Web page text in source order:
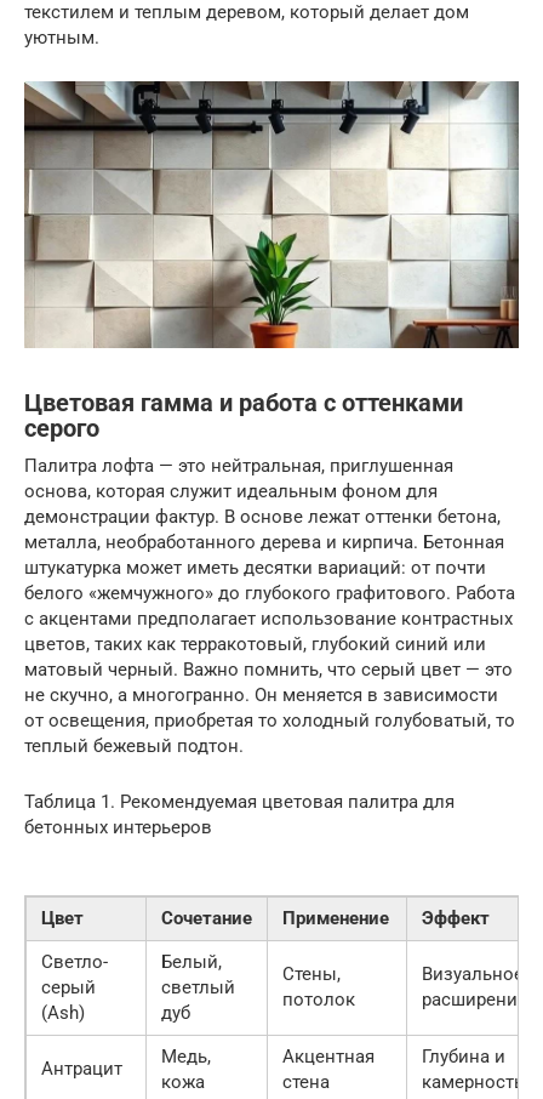
текстилем и теплым деревом, который делает дом
уютным.
Цветовая гамма и работа с оттенками
серого
Палитра лофта — это нейтральная, приглушенная
основа, которая служит идеальным фоном для
демонстрации фактур. В основе лежат оттенки бетона,
металла, необработанного дерева и кирпича. Бетонная
штукатурка может иметь десятки вариаций: от почти
белого «жемчужного» до глубокого графитового. Работа
с акцентами предполагает использование контрастных
цветов, таких как терракотовый, глубокий синий или
матовый черный. Важно помнить, что серый цвет — это
не скучно, а многогранно. Он меняется в зависимости
от освещения, приобретая то холодный голубоватый, то
теплый бежевый подтон.
Таблица 1. Рекомендуемая цветовая палитра для
бетонных интерьеров
Цвет Сочетание Применение
Эффект
Светло-
серый
(Ash)
Белый,
светлый
дуб
Стены,
потолок
Визуальное
расширение
Антрацит
Медь,
кожа
Акцентная
стена
Глубина и
камерность